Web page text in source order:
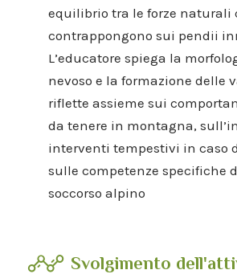
equilibrio tra le forze naturali
contrappongono sui pendii
L’educatore spiega la
nevoso e la formazione delle
riflette assieme sui
da tenere in montagna,
interventi tempestivi in caso
sulle competenze specifiche
soccorso alpino
Svolgimento